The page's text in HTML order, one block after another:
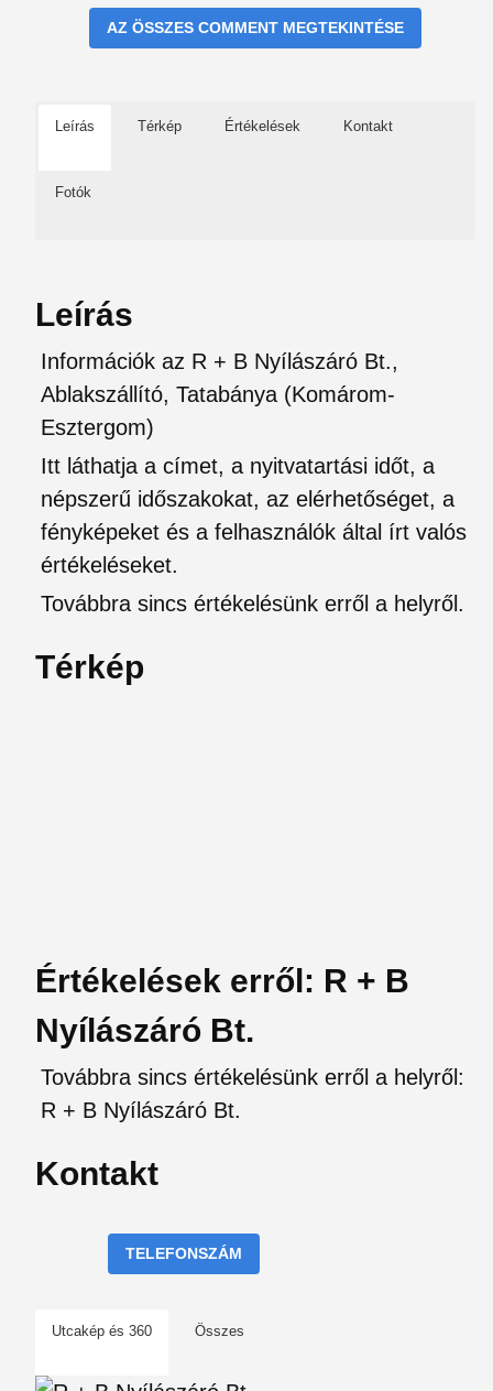
AZ ÖSSZES COMMENT MEGTEKINTÉSE
Leírás Térkép Értékelések Kontakt
Fotók
Leírás
Információk az R + B Nyílászáró Bt.,
Ablakszállító, Tatabánya (Komárom-
Esztergom)
Itt láthatja a címet, a nyitvatartási időt, a
népszerű időszakokat, az elérhetőséget, a
fényképeket és a felhasználók által írt valós
értékeléseket.
Továbbra sincs értékelésünk erről a helyről.
Térkép
Értékelések erről: R + B
Nyílászáró Bt.
Továbbra sincs értékelésünk erről a helyről:
R + B Nyílászáró Bt.
Kontakt
TELEFONSZÁM
Utcakép és 360 Összes